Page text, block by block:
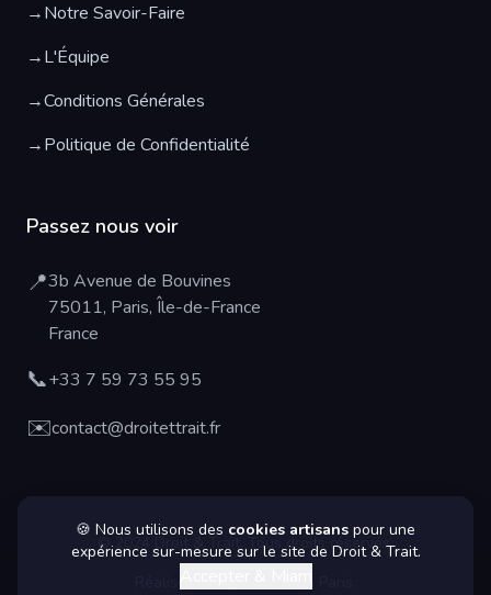
→Notre Savoir-Faire
→L'Équipe
→Conditions Générales
→Politique de Confidentialité
Passez nous voir
📍3b Avenue de Bouvines
75011, Paris, Île-de-France
France
📞+33 7 59 73 55 95
✉️contact@droitettrait.fr
© 2024 Droit & Trait. Tous droits réservés.
🍪 Nous utilisons des cookies artisans pour une
expérience sur-mesure sur le site de Droit & Trait.